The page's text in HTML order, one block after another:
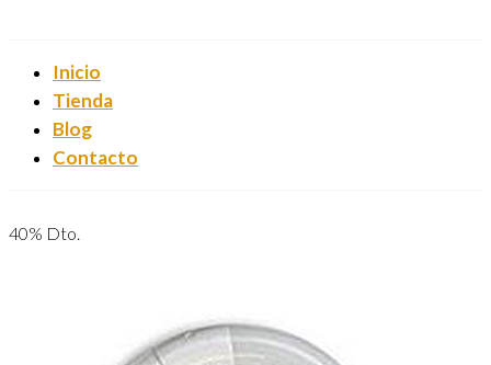
Inicio
Tienda
Blog
Contacto
40% Dto.